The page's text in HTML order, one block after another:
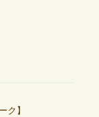
ク】